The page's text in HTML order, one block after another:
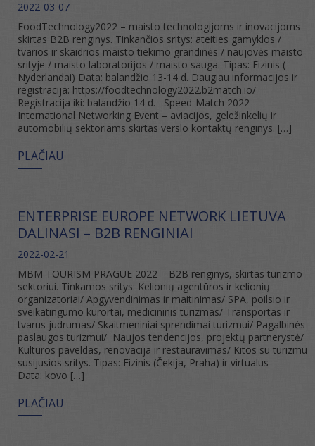
2022-03-07
FoodTechnology2022 – maisto technologijoms ir inovacijoms
skirtas B2B renginys. Tinkančios sritys: ateities gamyklos /
tvarios ir skaidrios maisto tiekimo grandinės / naujovės maisto
srityje / maisto laboratorijos / maisto sauga. Tipas: Fizinis (
Nyderlandai) Data: balandžio 13-14 d. Daugiau informacijos ir
registracija: https://foodtechnology2022.b2match.io/
Registracija iki: balandžio 14 d. Speed-Match 2022
International Networking Event – aviacijos, geležinkelių ir
automobilių sektoriams skirtas verslo kontaktų renginys. […]
PLAČIAU
ENTERPRISE EUROPE NETWORK LIETUVA
DALINASI – B2B RENGINIAI
2022-02-21
MBM TOURISM PRAGUE 2022 – B2B renginys, skirtas turizmo
sektoriui. Tinkamos sritys: Kelionių agentūros ir kelionių
organizatoriai/ Apgyvendinimas ir maitinimas/ SPA, poilsio ir
sveikatingumo kurortai, medicininis turizmas/ Transportas ir
tvarus judrumas/ Skaitmeniniai sprendimai turizmui/ Pagalbinės
paslaugos turizmui/ Naujos tendencijos, projektų partnerystė/
Kultūros paveldas, renovacija ir restauravimas/ Kitos su turizmu
susijusios sritys. Tipas: Fizinis (Čekija, Praha) ir virtualus
Data: kovo […]
PLAČIAU